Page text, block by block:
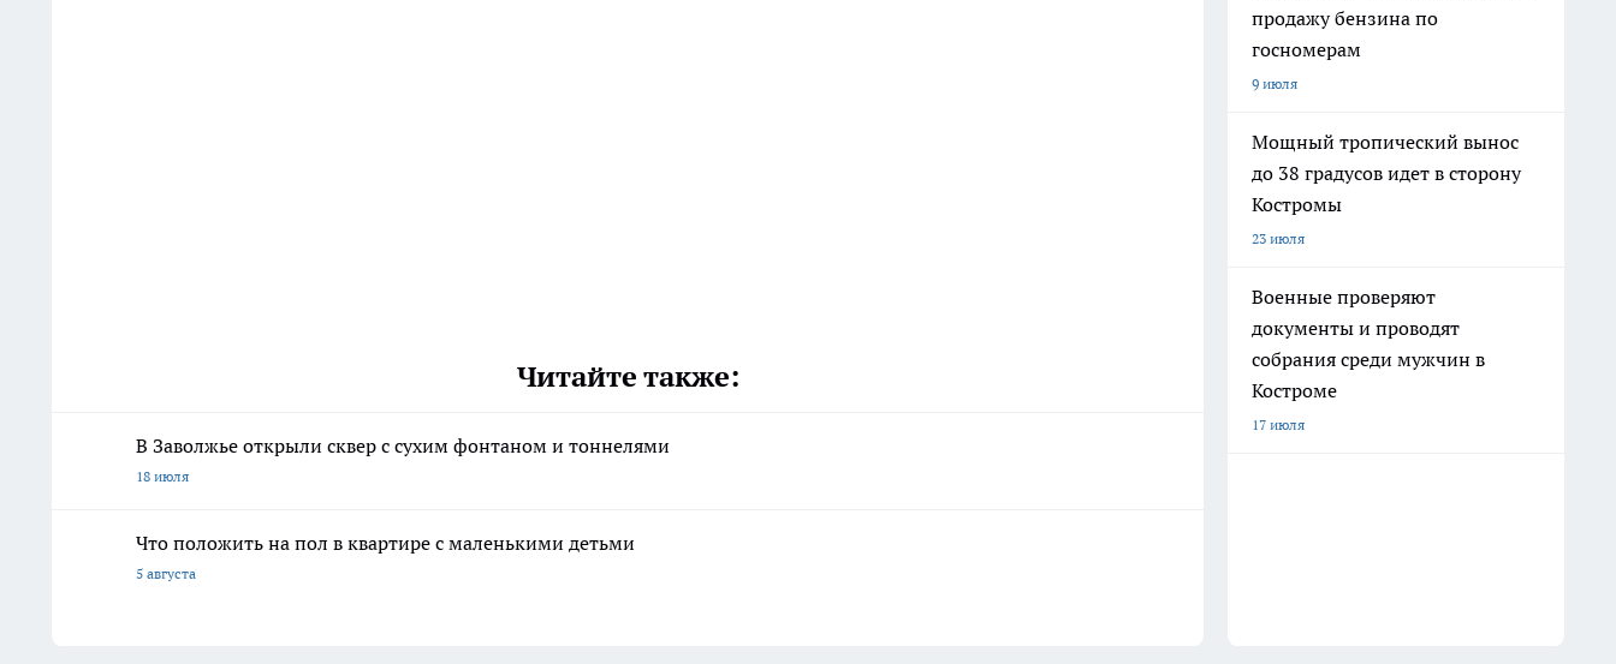
Читайте также:
В Заволжье открыли сквер с сухим фонтаном и тоннелями
18 июля
Что положить на пол в квартире с маленькими детьми
5 августа
продажу бензина по
госномерам
9 июля
Мощный тропический вынос
до 38 градусов идет в сторону
Костромы
23 июля
Военные проверяют
документы и проводят
собрания среди мужчин в
Костроме
17 июля